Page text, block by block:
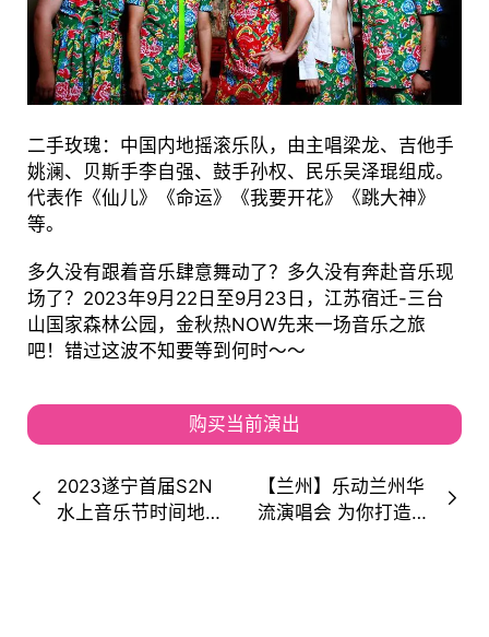
二手玫瑰：中国内地摇滚乐队，由主唱梁龙、吉他手
姚澜、贝斯手李自强、鼓手孙权、民乐吴泽琨组成。
代表作《仙儿》《命运》《我要开花》《跳大神》
等。
多久没有跟着音乐肆意舞动了？多久没有奔赴音乐现
场了？2023年9月22日至9月23日，江苏宿迁-三台
山国家森林公园，金秋热NOW先来一场音乐之旅
吧！错过这波不知要等到何时～～
购买当前演出
2023遂宁首届S2N
水上音乐节时间地点
【兰州】乐动兰州华
流演唱会 为你打造不